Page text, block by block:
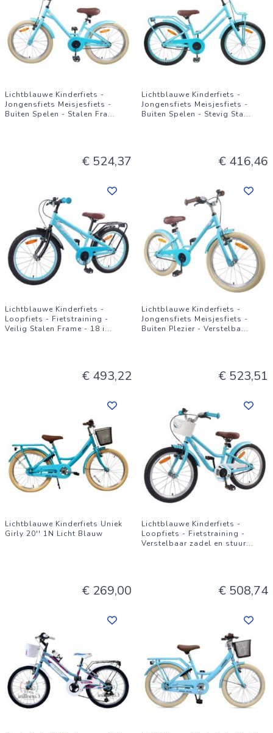
Lichtblauwe Kinderfiets -
Jongensfiets Meisjesfiets -
Buiten Spelen - Stalen Fra...
€ 524,37
Lichtblauwe Kinderfiets -
Jongensfiets Meisjesfiets -
Buiten Spelen - Stevig Sta...
€ 416,46
Lichtblauwe Kinderfiets -
Loopfiets - Fietstraining -
Veilig Stalen Frame - 18 i...
€ 493,22
Lichtblauwe Kinderfiets -
Jongensfiets Meisjesfiets -
Buiten Plezier - Verstelba...
€ 523,51
Lichtblauwe Kinderfiets Uniek
Girly 20'' 1N Licht Blauw
€ 269,00
Lichtblauwe Kinderfiets -
Loopfiets - Fietstraining -
Verstelbaar zadel en stuur...
€ 508,74